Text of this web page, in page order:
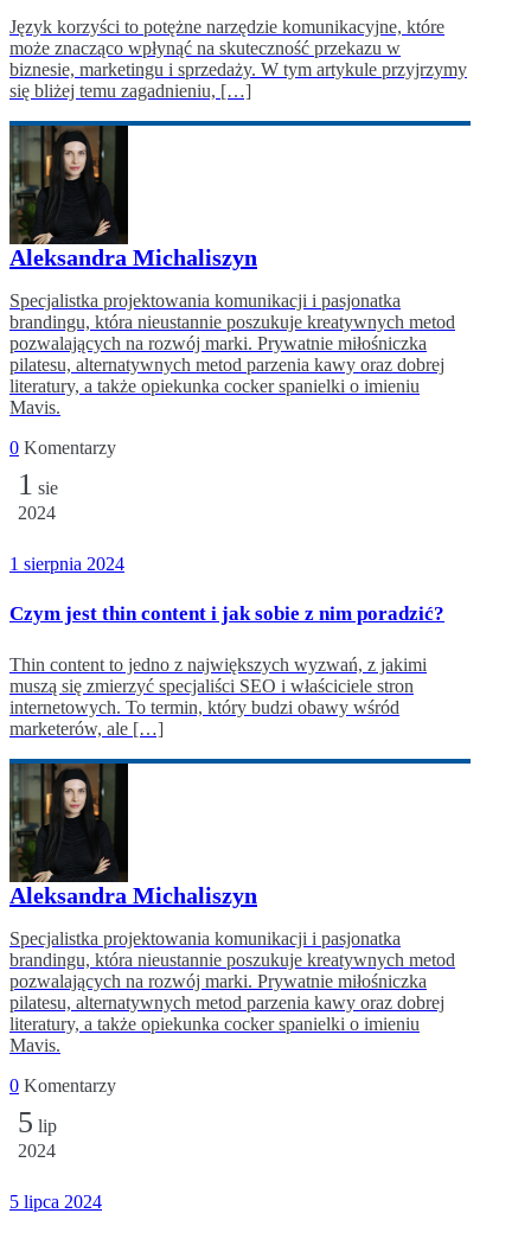
Język korzyści to potężne narzędzie komunikacyjne, które
może znacząco wpłynąć na skuteczność przekazu w
biznesie, marketingu i sprzedaży. W tym artykule przyjrzymy
się bliżej temu zagadnieniu, […]
Aleksandra Michaliszyn
Specjalistka projektowania komunikacji i pasjonatka
brandingu, która nieustannie poszukuje kreatywnych metod
pozwalających na rozwój marki. Prywatnie miłośniczka
pilatesu, alternatywnych metod parzenia kawy oraz dobrej
literatury, a także opiekunka cocker spanielki o imieniu
Mavis.
0 Komentarzy
1 sie
2024
1 sierpnia 2024
Czym jest thin content i jak sobie z nim poradzić?
Thin content to jedno z największych wyzwań, z jakimi
muszą się zmierzyć specjaliści SEO i właściciele stron
internetowych. To termin, który budzi obawy wśród
marketerów, ale […]
Aleksandra Michaliszyn
Specjalistka projektowania komunikacji i pasjonatka
brandingu, która nieustannie poszukuje kreatywnych metod
pozwalających na rozwój marki. Prywatnie miłośniczka
pilatesu, alternatywnych metod parzenia kawy oraz dobrej
literatury, a także opiekunka cocker spanielki o imieniu
Mavis.
0 Komentarzy
5 lip
2024
5 lipca 2024